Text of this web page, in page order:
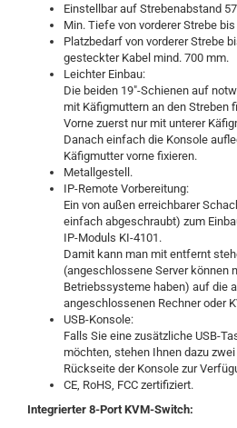
Einstellbar auf Strebenabstand
Min. Tiefe von vorderer Strebe
Platzbedarf von vorderer Strebe
gesteckter Kabel mind. 700 mm.
Leichter Einbau:
Die beiden 19"-Schienen auf
mit Käfigmuttern an den Streben
Vorne zuerst nur mit unterer
Danach einfach die Konsole
Käfigmutter vorne fixieren.
Metallgestell.
IP-Remote Vorbereitung:
Ein von außen erreichbarer
einfach abgeschraubt) zum
IP-Moduls KI-4101.
Damit kann man mit entfernt
(angeschlossene Server können
Betriebssysteme haben) auf die
angeschlossenen Rechner oder
USB-Konsole:
Falls Sie eine zusätzliche USB-
möchten, stehen Ihnen dazu zwei
Rückseite der Konsole zur
CE, RoHS, FCC zertifiziert.
Integrierter 8-Port KVM-Switch: